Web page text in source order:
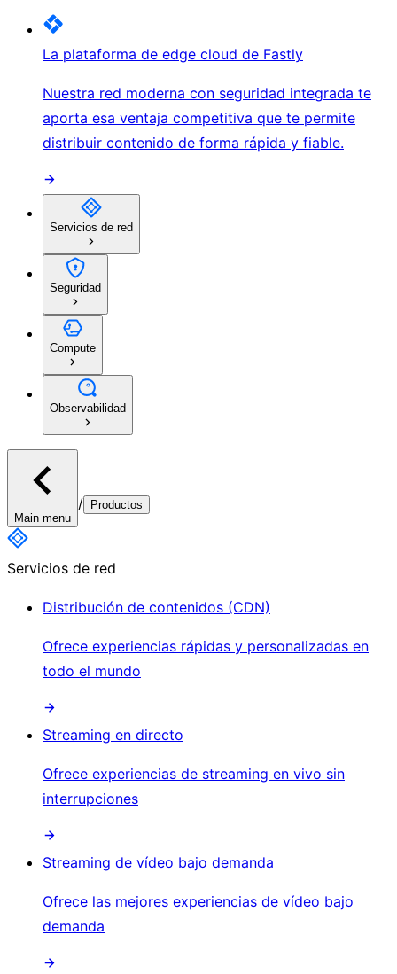
La plataforma de edge cloud de Fastly
Nuestra red moderna con seguridad integrada te
aporta esa ventaja competitiva que te permite
distribuir contenido de forma rápida y fiable.
Servicios de red
Seguridad
Compute
Observabilidad
Main menu
/ Productos
Servicios de red
Distribución de contenidos (CDN)
Ofrece experiencias rápidas y personalizadas en
todo el mundo
Streaming en directo
Ofrece experiencias de streaming en vivo sin
interrupciones
Streaming de vídeo bajo demanda
Ofrece las mejores experiencias de vídeo bajo
demanda